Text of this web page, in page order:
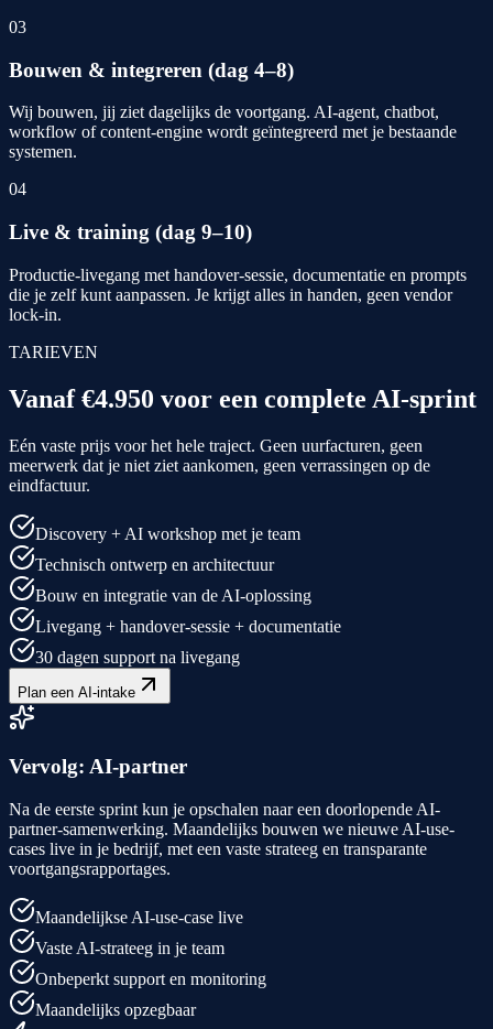
03
Bouwen & integreren (dag 4–8)
Wij bouwen, jij ziet dagelijks de voortgang. AI-agent, chatbot,
workflow of content-engine wordt geïntegreerd met je bestaande
systemen.
04
Live & training (dag 9–10)
Productie-livegang met handover-sessie, documentatie en prompts
die je zelf kunt aanpassen. Je krijgt alles in handen, geen vendor
lock-in.
TARIEVEN
Vanaf€4.950 voor een complete AI-sprint
Eén vaste prijs voor het hele traject. Geen uurfacturen, geen
meerwerk dat je niet ziet aankomen, geen verrassingen op de
eindfactuur.
Discovery + AI workshop met je team
Technisch ontwerp en architectuur
Bouw en integratie van de AI-oplossing
Livegang + handover-sessie + documentatie
30 dagen support na livegang
Plan een AI-intake
Vervolg: AI-partner
Na de eerste sprint kun je opschalen naar een doorlopende AI-
partner-samenwerking. Maandelijks bouwen we nieuwe AI-use-
cases live in je bedrijf, met een vaste strateeg en transparante
voortgangsrapportages.
Maandelijkse AI-use-case live
Vaste AI-strateeg in je team
Onbeperkt support en monitoring
Maandelijks opzegbaar